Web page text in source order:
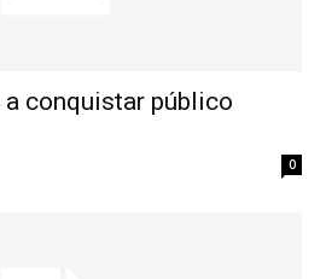
a conquistar público
0